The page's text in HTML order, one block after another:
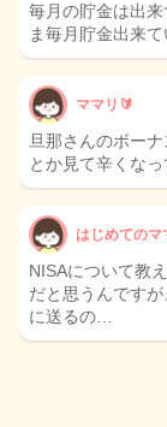
毎月の貯金は出
ま毎月貯金出来て
ママリ🔰
旦那さんのボー
とか見て辛くな
はじめてのマ
NISAについて教
だと思うんです
に送るの…